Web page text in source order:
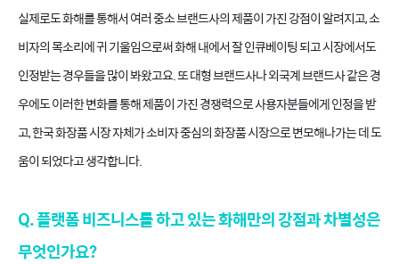
실제로도 화해를 통해서 여러 중소 브랜드사의 제품이 가진 강점이 알려지고, 소
비자의 목소리에 귀 기울임으로써 화해 내에서 잘 인큐베이팅 되고 시장에서도
인정받는 경우들을 많이 봐왔고요. 또 대형 브랜드사나 외국계 브랜드사 같은 경
우에도 이러한 변화를 통해 제품이 가진 경쟁력으로 사용자분들에게 인정을 받
고, 한국 화장품 시장 자체가 소비자 중심의 화장품 시장으로 변모해나가는 데 도
움이 되었다고 생각합니다.
Q. 플랫폼 비즈니스를 하고 있는 화해만의 강점과 차별성은
무엇인가요?